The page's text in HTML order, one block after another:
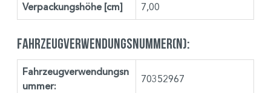
Verpackungshöhe [cm] 7,00
Fahrzeugverwendungsnummer(n):
Fahrzeugverwendungsn
ummer:
70352967